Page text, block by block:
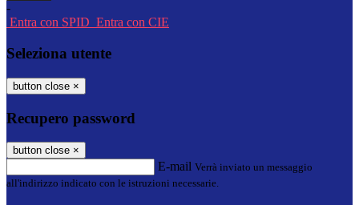
-
Entra con SPID Entra con CIE
Seleziona utente
button close ×
Recupero password
button close ×
E-mail Verrà inviato un messaggio
all'indirizzo indicato con le istruzioni necessarie.